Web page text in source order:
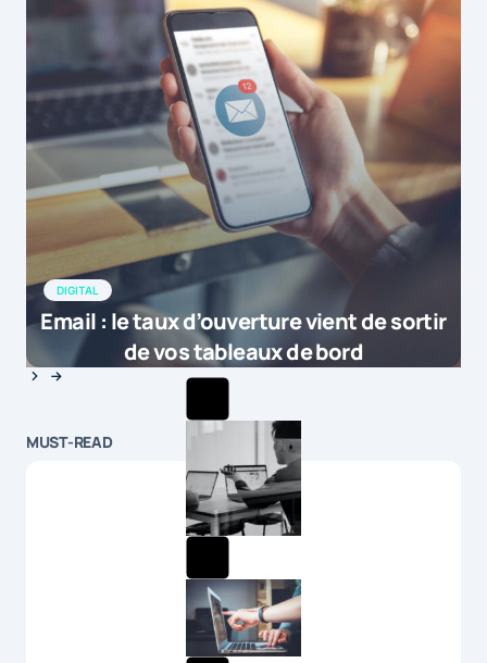
DIGITAL
Email : le taux d’ouverture vient de sortir
de vos tableaux de bord
MUST-READ